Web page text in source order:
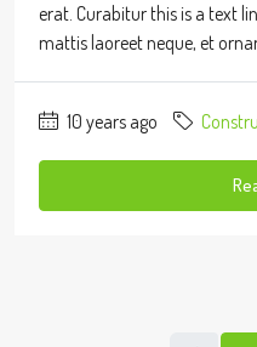
erat. Curabitur this is a text
mattis laoreet neque, et
10 years ago